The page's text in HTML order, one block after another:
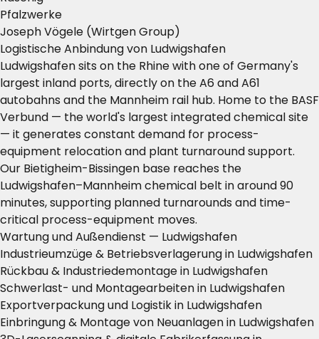
Pfalzwerke
Joseph Vögele (Wirtgen Group)
Logistische Anbindung von Ludwigshafen
Ludwigshafen sits on the Rhine with one of Germany's
largest inland ports, directly on the A6 and A61
autobahns and the Mannheim rail hub. Home to the BASF
Verbund — the world's largest integrated chemical site
— it generates constant demand for process-
equipment relocation and plant turnaround support.
Our Bietigheim-Bissingen base reaches the
Ludwigshafen–Mannheim chemical belt in around 90
minutes, supporting planned turnarounds and time-
critical process-equipment moves.
Wartung und Außendienst — Ludwigshafen
Industrieumzüge & Betriebsverlagerung in Ludwigshafen
Rückbau & Industriedemontage in Ludwigshafen
Schwerlast- und Montagearbeiten in Ludwigshafen
Exportverpackung und Logistik in Ludwigshafen
Einbringung & Montage von Neuanlagen in Ludwigshafen